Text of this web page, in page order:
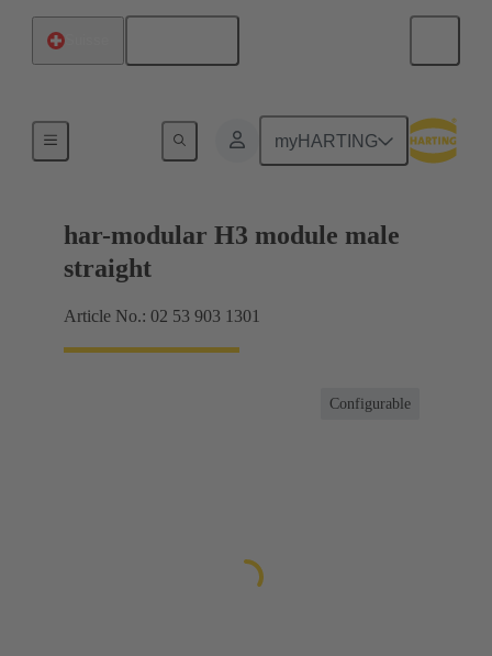
myHARTING
har-modular H3 module male
straight
Article No.: 02 53 903 1301
Configurable